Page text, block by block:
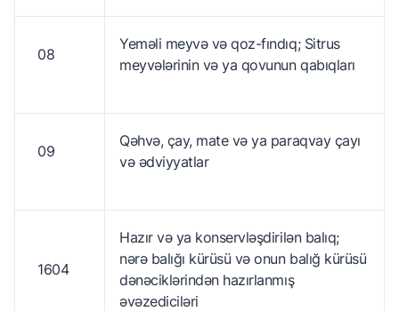
08
Yeməli meyvə və qoz-fındıq; Sitrus
meyvələrinin və ya qovunun qabıqları
09
Qəhvə, çay, mate və ya paraqvay çayı
və ədviyyatlar
1604
Hazır və ya konservləşdirilən balıq;
nərə balığı kürüsü və onun balığ kürüsü
dənəciklərindən hazırlanmış
əvəzediciləri